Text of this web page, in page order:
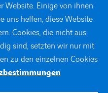
Website. Einige von ihnen
uns helfen, diese Website
Cookies, die nicht aus
sind, setzten wir nur mit
zu den einzelnen Cookies